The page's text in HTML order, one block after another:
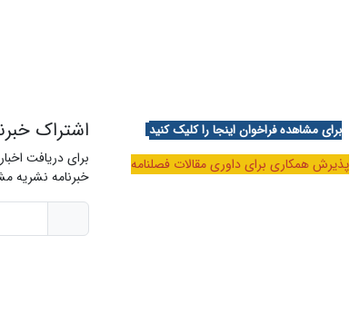
برای مشاهده فراخوان اینجا را کلیک کنید
پذیرش همکاری برای داوری مقالات فصلنامه
اشتراک
برای دریافت
خبرنامه نشریه